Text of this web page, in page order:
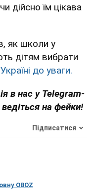
дійсно їм цікава
як школи у
дітям вибрати
до уваги.
в нас у Telegram-
на фейки!
Підписатися
OBOZ